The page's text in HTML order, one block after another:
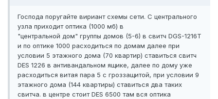
Господа поругайте вириант схемы сети. С центрального
узла приходит оптика (1000 мб) в
"центральной дом" группы домов (5-6) в свитч DGS-1216T
и по оптике 1000 расходиться по домам далее при
условии 5 этажного дома (70 квартир) ставиться свитч
DES 1226 в антивандальном ящике, далее по дому уже
расходиться витая пара 5 с гроззащитой, при условии 9
этажного дома (144 квартиры) ставиться два таких
свитча. в центре стоит DES 6500 там вся оптика